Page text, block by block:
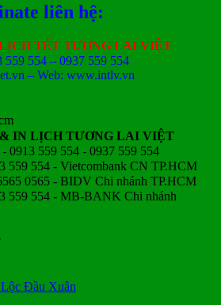
liên hệ:
TẾT TƯƠNG LAI VIỆT
559 554 – 0937 559 554
– Web: www.intlv.vn
IN LỊCH TƯƠNG LAI VIỆT
0913 559 554 - 0937 559 554
559 554 - Vietcombank CN TP.HCM
0565 - BIDV Chi nhánh TP.HCM
559 554 - MB-BANK Chi nhánh